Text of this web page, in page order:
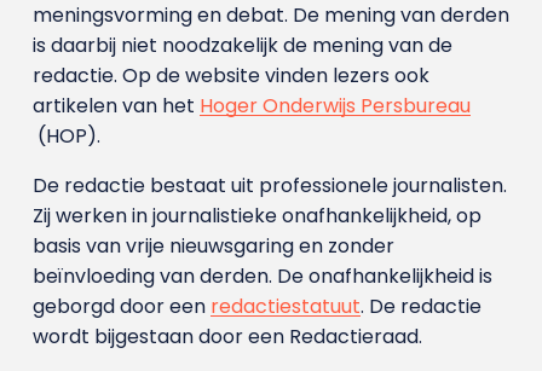
meningsvorming en debat. De mening van derden
is daarbij niet noodzakelijk de mening van de
redactie. Op de website vinden lezers ook
artikelen van het Hoger Onderwijs Persbureau
(HOP).
De redactie bestaat uit professionele journalisten.
Zij werken in journalistieke onafhankelijkheid, op
basis van vrije nieuwsgaring en zonder
beïnvloeding van derden. De onafhankelijkheid is
geborgd door een redactiestatuut. De redactie
wordt bijgestaan door een Redactieraad.